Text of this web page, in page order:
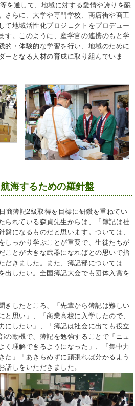
を通して、地域に対する愛情や誇りを醸
さらに、大学や専門学校、商店街や商工
て地域活性化プロジェクトをプロデュー
す。このように、産学官の連携のもと学
的・体験的な学習を行い、地域のために
ーとなる人材の育成に取り組んでいま
海するための羅針盤
商簿記2級取得を目標に研鑽を重ねてい
られている森貞先生からは、「簿記は社
盤になるものだと思います。ついては、
しっかり学ぶことが重要で、生徒たちが
ことが大きな武器になればとの思いで指
だきました。また、簿記部については
出したい。全国簿記大会でも団体入賞を
きしたところ、「先輩から簿記は難しい
と思い」、「商業高校に入学したので、
にしたい」、「簿記は社会に出ても役立
の動機で、簿記を勉強することで「ニュ
く理解できるようになった」、「集中力
た」「あきらめずに頑張れば分かるよう
話しをいただきました。